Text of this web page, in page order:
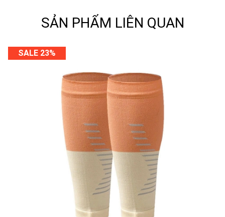
SẢN PHẨM LIÊN QUAN
SALE 23%